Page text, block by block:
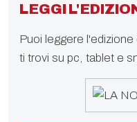
LEGGI
Puoi leggere
ti trovi su pc, tablet e